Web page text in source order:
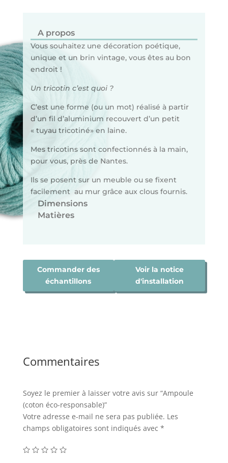
A propos
Vous souhaitez une décoration poétique,
unique et un brin vintage, vous êtes au bon
endroit !
Un tricotin c’est quoi ?
C’est une forme (ou un mot) réalisé à partir
d’un fil d’aluminium recouvert d’un petit
« tuyau tricotiné» en laine.
Mes tricotins sont confectionnés à la main,
pour vous, près de Nantes.
Ils se posent sur un meuble ou se fixent
facilement au mur grâce aux clous fournis.
Dimensions
Matières
Commander des
échantillons
Voir la notice
d'installation
Commentaires
Soyez le premier à laisser votre avis sur “Ampoule
(coton éco-responsable)”
Votre adresse e-mail ne sera pas publiée. Les
champs obligatoires sont indiqués avec *